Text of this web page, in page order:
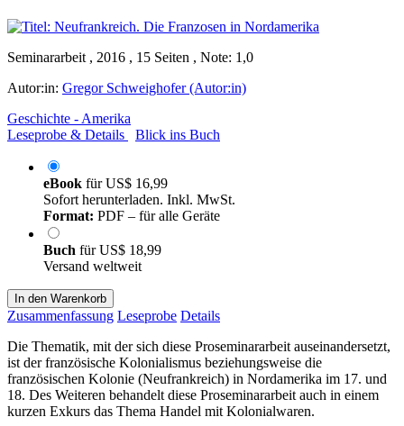
Seminararbeit , 2016 , 15 Seiten , Note: 1,0
Autor:in: Gregor Schweighofer (Autor:in)
Geschichte - Amerika
Leseprobe & Details
Blick ins Buch
eBook fürUS$ 16,99
Sofort herunterladen. Inkl. MwSt.
Format: PDF – für alle Geräte
Buch fürUS$ 18,99
Versand weltweit
In den Warenkorb
Zusammenfassung Leseprobe Details
Die Thematik, mit der sich diese Proseminararbeit auseinandersetzt,
ist der französische Kolonialismus beziehungsweise die
französischen Kolonie (Neufrankreich) in Nordamerika im 17. und
18. Des Weiteren behandelt diese Proseminararbeit auch in einem
kurzen Exkurs das Thema Handel mit Kolonialwaren.